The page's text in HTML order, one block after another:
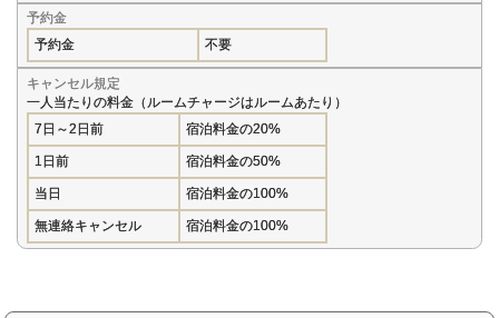
予約金
予約金
不要
キャンセル規定
一人当たりの料金（ルームチャージはルームあたり）
7日～2日前
宿泊料金の20%
1日前 宿泊料金の50%
当日 宿泊料金の100%
無連絡キャンセル 宿泊料金の100%